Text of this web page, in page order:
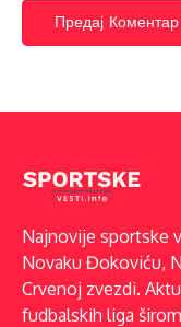
Najnovije sportske
Novaku Đokoviću,
Crvenoj zvezdi.
fudbalskih liga